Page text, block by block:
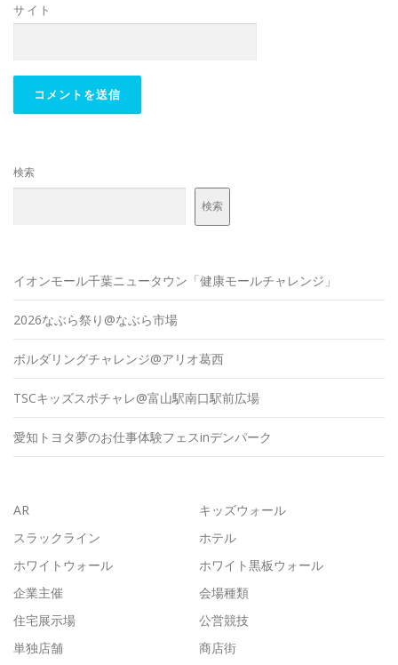
サイト
検索
検索
イオンモール千葉ニュータウン「健康モールチャレンジ」
2026なぶら祭り@なぶら市場
ボルダリングチャレンジ@アリオ葛西
TSCキッズスポチャレ@富山駅南口駅前広場
愛知トヨタ夢のお仕事体験フェスinデンパーク
AR
キッズウォール
スラックライン
ホテル
ホワイトウォール
ホワイト黒板ウォール
企業主催
会場種類
住宅展示場
公営競技
単独店舗
商店街